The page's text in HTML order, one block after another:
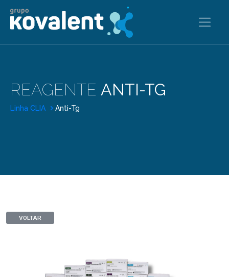
REAGENTE ANTI-TG
Linha CLIA Anti-Tg
VOLTAR